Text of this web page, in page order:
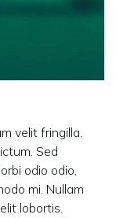
velit fringilla.
Sed
odio odio,
mi. Nullam
lobortis.